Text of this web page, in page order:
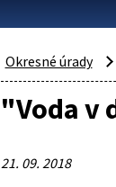
Okresné úrady
"Voda v
21. 09. 2018